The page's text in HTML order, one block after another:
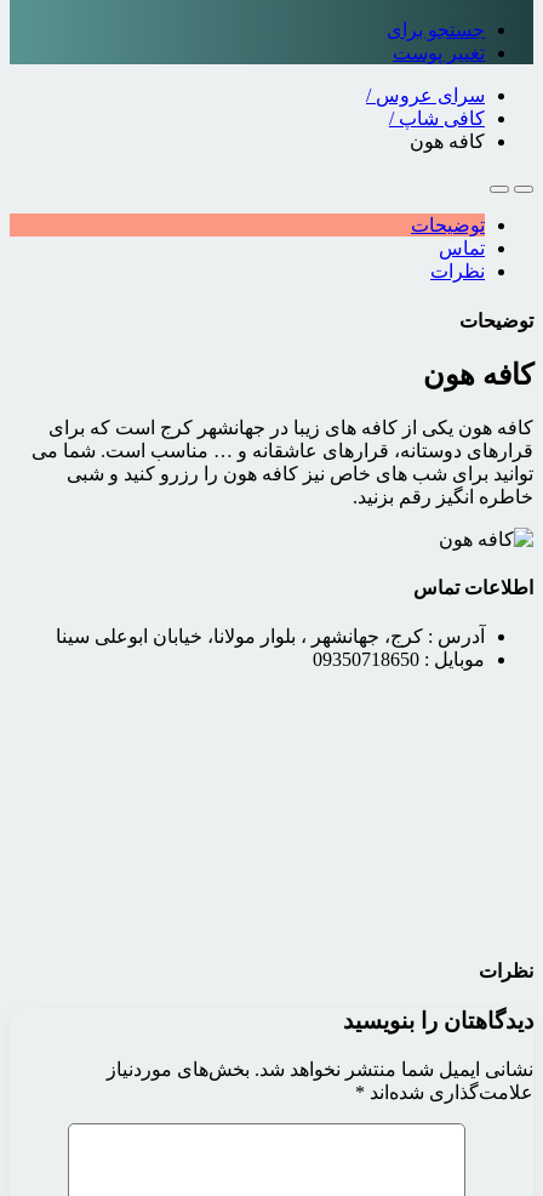
جستجو برای
تغییر پوست
سرای عروس /
کافی شاپ /
کافه هون
توضیحات
تماس
نظرات
توضیحات
کافه هون
کافه هون یکی از کافه های زیبا در جهانشهر کرج است که برای
قرارهای دوستانه، قرارهای عاشقانه و … مناسب است. شما می
توانید برای شب های خاص نیز کافه هون را رزرو کنید و شبی
خاطره انگیز رقم بزنید.
اطلاعات تماس
آدرس : کرج، جهانشهر ، بلوار مولانا، خیابان ابوعلی سینا
موبایل : 09350718650
نظرات
دیدگاهتان را بنویسید
نشانی ایمیل شما منتشر نخواهد شد. بخش‌های موردنیاز
علامت‌گذاری شده‌اند *